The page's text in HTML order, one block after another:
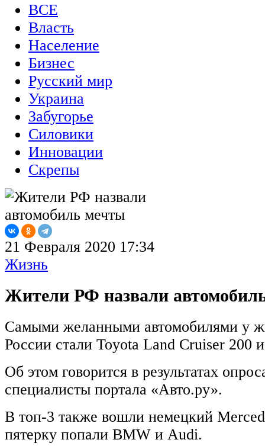
ВСЕ
Власть
Население
Бизнес
Русский мир
Украина
Забугорье
Силовики
Инновации
Скрепы
21 Февраля 2020 17:34
Жизнь
Жители РФ назвали
Самыми желанными автомобилями у
России стали Toyota Land Cruiser 200
Об этом говорится в результатах
специалисты портала «Авто.ру».
В топ-3 также вошли немецкий
пятерку попали BMW и Audi.